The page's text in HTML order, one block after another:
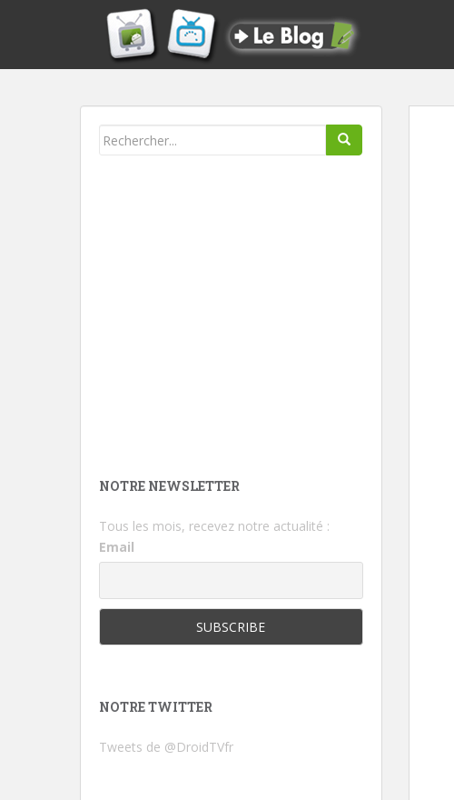
NOTRE NEWSLETTER
Tous les mois, recevez notre actualité :
Email
NOTRE TWITTER
Tweets de @DroidTVfr